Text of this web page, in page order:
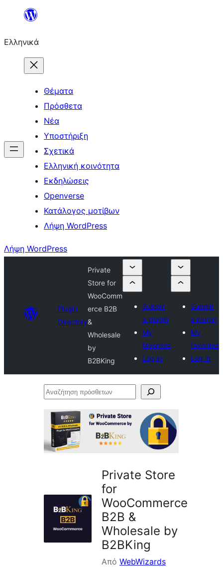
Μετάβαση
περιεχόμενο
Ελληνικά
Θέματα
Πρόσθετα
Νέα
Υποστήριξη
Σχετικά
Ελληνική κοινότητα
Εκδηλώσεις
Openverse
Κατάλογος μοτίβων
Λήψη WordPress
Λήψη WordPress
Plugin
Directory
Private
Store for
WooComm
erce B2B
&
Wholesale
by
B2BKing
Submit
a plugin
My
favorites
Log in
Submit
a plugin
My
favorites
Log in
Αναζήτηση
Private Store
for
WooCommerce
B2B &
Wholesale by
B2BKing
Από WebWizards